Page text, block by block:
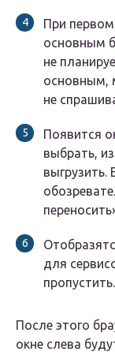
При
основным
не
основным,
не
Появится
выбрать,
выгрузить.
для
пропустить.
После этого
окне слева